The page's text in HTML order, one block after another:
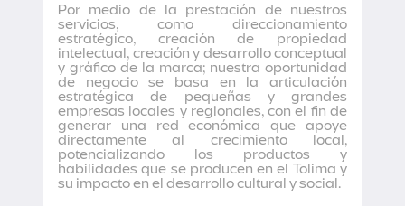
Por medio de la prestación de nuestros
servicios, como direccionamiento
estratégico, creación de propiedad
intelectual, creación y desarrollo conceptual
y gráfico de la marca; nuestra oportunidad
de negocio se basa en la articulación
estratégica de pequeñas y grandes
empresas locales y regionales, con el fin de
generar una red económica que apoye
directamente al crecimiento local,
potencializando los productos y
habilidades que se producen en el Tolima y
su impacto en el desarrollo cultural y social.